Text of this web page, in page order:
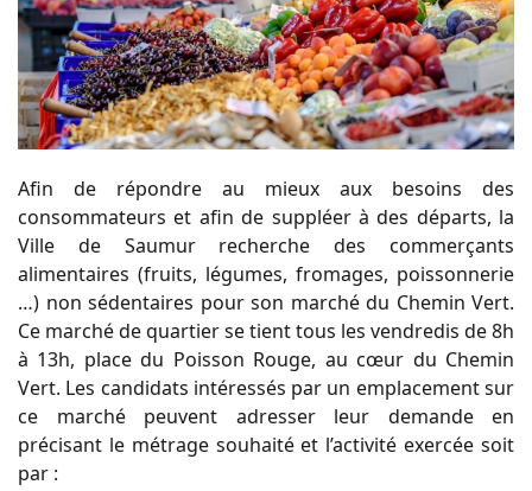
Afin de répondre au mieux aux besoins des
consommateurs et afin de suppléer à des départs, la
Ville de Saumur recherche des commerçants
alimentaires (fruits, légumes, fromages, poissonnerie
…) non sédentaires pour son marché du Chemin Vert.
Ce marché de quartier se tient tous les vendredis de 8h
à 13h, place du Poisson Rouge, au cœur du Chemin
Vert. Les candidats intéressés par un emplacement sur
ce marché peuvent adresser leur demande en
précisant le métrage souhaité et l’activité exercée soit
par :